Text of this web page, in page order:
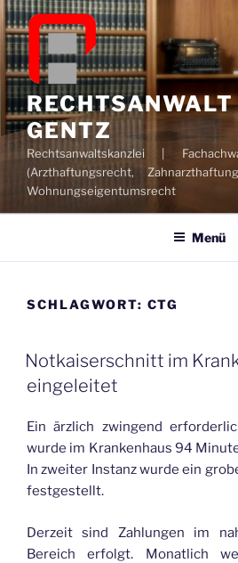
Zum
Inhalt
springen
GENTZ
Rechtsanwaltskanzlei |
(Arzthaftungsrecht,
Wohnungseigentumsrecht
Menü
SCHLAGWORT: CTG
Notkaiserschnitt im
eingeleitet
Ein ärzlich zwingend
wurde im Krankenhaus 94
In zweiter Instanz wurde ein
festgestellt.
Derzeit sind Zahlungen im
Bereich erfolgt. Monatlich